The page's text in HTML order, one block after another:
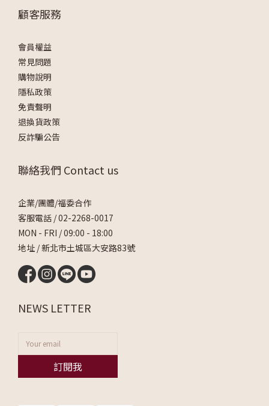
顧客服務
會員權益
常見問題
購物說明
隱私政策
免責聲明
退換貨政策
反詐騙公告
聯絡我們 Contact us
企業/團體/福委合作
客服電話 /02-2268-0017
MON - FRI / 09:00 - 18:00
地址 / 新北市土城區大安路83號
NEWS LETTER
訂閱我